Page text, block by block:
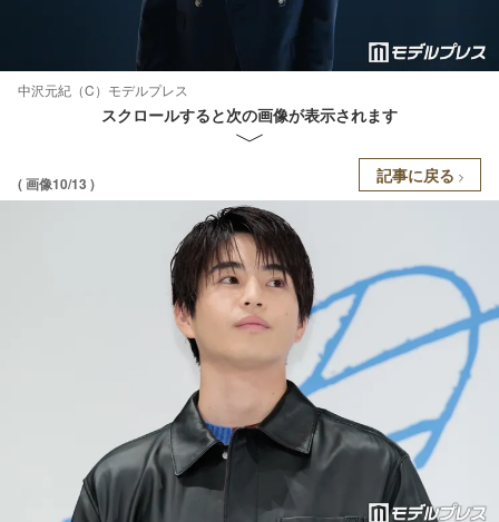
中沢元紀（C）モデルプレス
スクロールすると次の画像が表示されます
( 画像10/13 ) 記事に戻る